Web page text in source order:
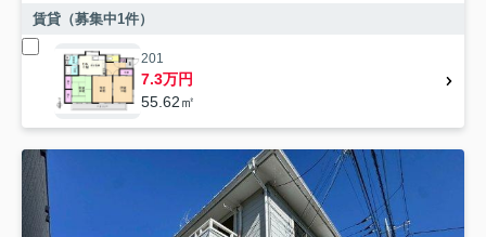
賃貸（募集中1件）
201
7.3万円
55.62㎡